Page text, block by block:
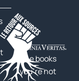
The books
you’re not